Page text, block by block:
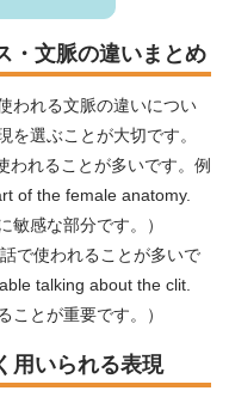
・文脈の違いまとめ
われる文脈の違いについ
を選ぶことが大切です。
われることが多いです。例
of the female anatomy.
敏感な部分です。）
で使われることが多いで
talking about the clit.
ことが重要です。）
用いられる表現